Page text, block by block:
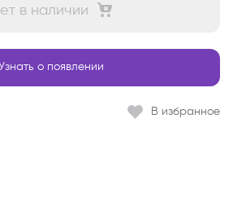
в наличии
о появлении
В избранное